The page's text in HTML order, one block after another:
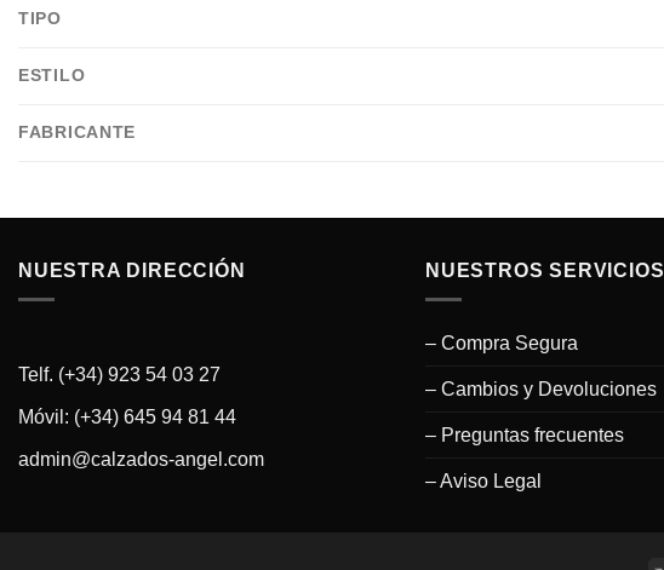
TIPO
ESTILO
FABRICANTE
NUESTRA DIRECCIÓN
Telf. (+34) 923 54 03 27
Móvil: (+34) 645 94 81 44
admin@calzados-angel.com
NUESTROS SERVICIOS
– Compra Segura
– Cambios y Devoluciones
– Preguntas frecuentes
– Aviso Legal